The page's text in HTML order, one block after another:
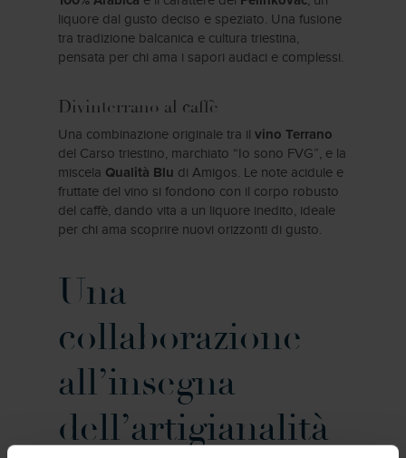
liquore dal gusto deciso e speziato. Una fusione
tra tradizione balcanica e cultura triestina,
pensata per chi ama i sapori audaci e complessi.
Divinterrano al caffè
Una combinazione originale tra il vino Terrano
del Carso triestino, marchiato “Io sono FVG”, e la
miscela Qualità Blu di Amigos. Le note acidule e
fruttate del vino si fondono con il corpo robusto
del caffè, dando vita a un liquore inedito, ideale
per chi ama scoprire nuovi orizzonti di gusto.
Una
collaborazione
all’insegna
dell’artigianalità